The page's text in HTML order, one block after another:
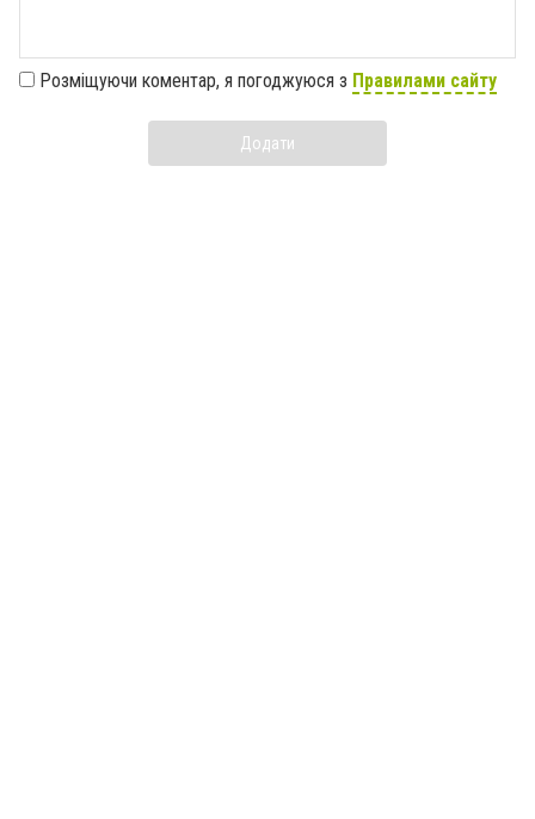
Розміщуючи коментар, я погоджуюся з Правилами сайту
Додати